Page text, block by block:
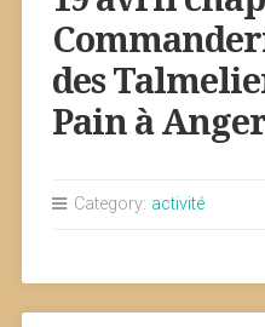
des
Pain à
Category: activité